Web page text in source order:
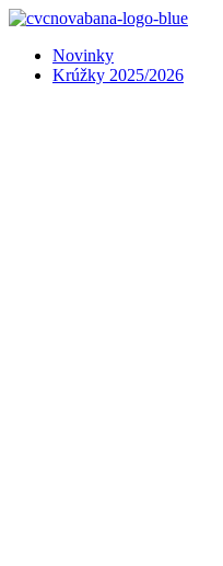
Preskočiť
obsah
Novinky
Krúžky 2025/2026